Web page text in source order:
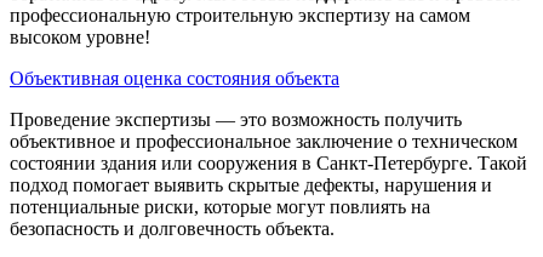
профессиональную строительную экспертизу на самом
высоком уровне!
Объективная оценка состояния объекта
Проведение экспертизы — это возможность получить
объективное и профессиональное заключение о техническом
состоянии здания или сооружения в Санкт-Петербурге. Такой
подход помогает выявить скрытые дефекты, нарушения и
потенциальные риски, которые могут повлиять на
безопасность и долговечность объекта.